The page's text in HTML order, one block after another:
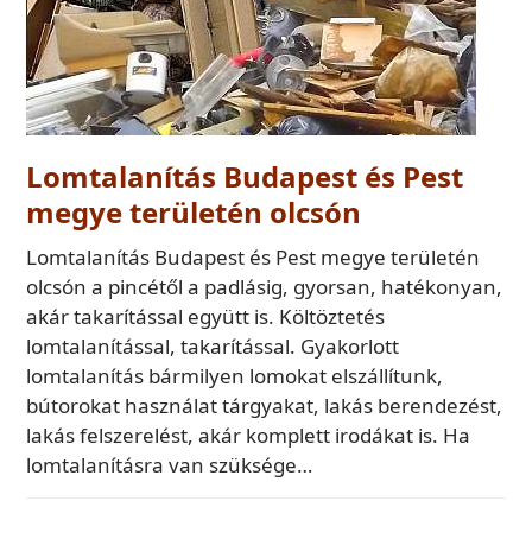
Lomtalanítás Budapest és Pest
megye területén olcsón
Lomtalanítás Budapest és Pest megye területén
olcsón a pincétől a padlásig, gyorsan, hatékonyan,
akár takarítással együtt is. Költöztetés
lomtalanítással, takarítással. Gyakorlott
lomtalanítás bármilyen lomokat elszállítunk,
bútorokat használat tárgyakat, lakás berendezést,
lakás felszerelést, akár komplett irodákat is. Ha
lomtalanításra van szüksége…